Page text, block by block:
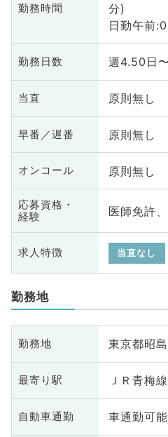
勤務時間
分)
日勤午前
勤務日数 週4.50日
当直 原則無し
早番／遅番 原則無し
オンコール 原則無し
応募資格・
経験
医師免許
求人特徴 当直なし
勤務地
勤務地 東京都昭
最寄り駅 ＪＲ青梅
自動車通勤 車通勤可能